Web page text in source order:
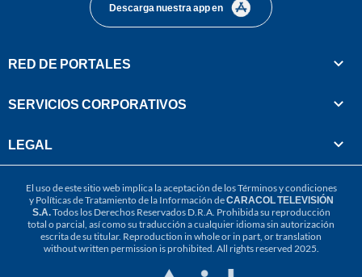
Descarga nuestra app en
RED DE PORTALES
SERVICIOS CORPORATIVOS
LEGAL
El uso de este sitio web implica la aceptación de losTérminos y condiciones
y Políticas de Tratamiento de la Información deCARACOL TELEVISIÓN
S.A.Todos los Derechos Reservados D.R.A. Prohibida su reproducción
total o parcial, así como su traducción a cualquier idioma sin autorización
escrita de su titular. Reproduction in whole or in part, or translation
without written permission is prohibited. All rights reserved 2025.